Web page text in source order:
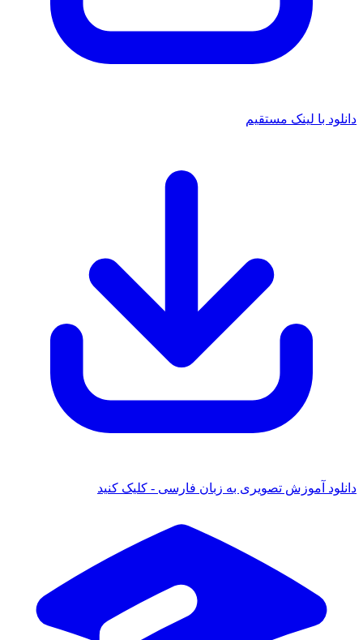
دانلود با لینک مستقیم
دانلود آموزش تصویری به زبان فارسی - کلیک کنید